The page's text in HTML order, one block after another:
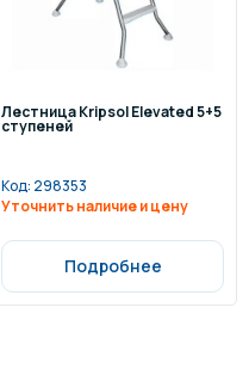
Лестница Kripsol Elevated 5+5
ступеней
Код: 298353
Уточнить наличие и цену
Подробнее